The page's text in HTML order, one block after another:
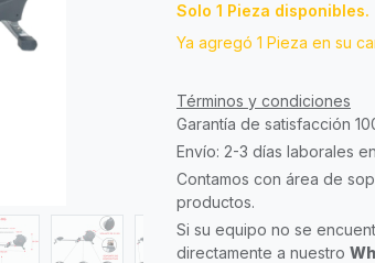
Solo 1 Pieza disponibles.
Ya agregó 1 Pieza en su
Términos y condiciones
Garantía de satisfacción
Envío: 2-3 días laborales
Contamos con área de
productos.
Si su equipo no se
directamente a nuestro